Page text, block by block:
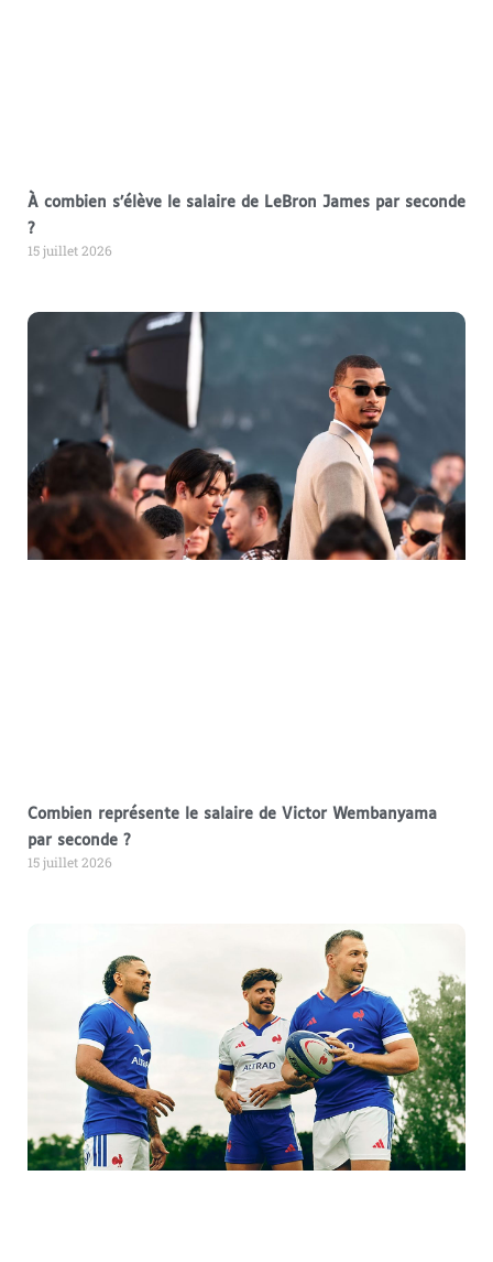
À combien s’élève le salaire de LeBron James par seconde
?
15 juillet 2026
Combien représente le salaire de Victor Wembanyama
par seconde ?
15 juillet 2026